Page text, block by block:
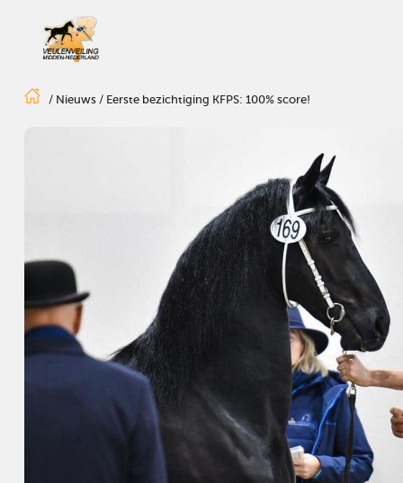
/ Nieuws/ Eerste bezichtiging KFPS: 100% score!